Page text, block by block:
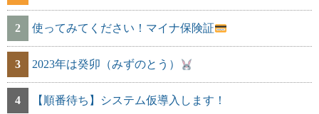
2 使ってみてください！マイナ保険証
3 2023年は癸卯（みずのとう）
4 【順番待ち】システム仮導入します！